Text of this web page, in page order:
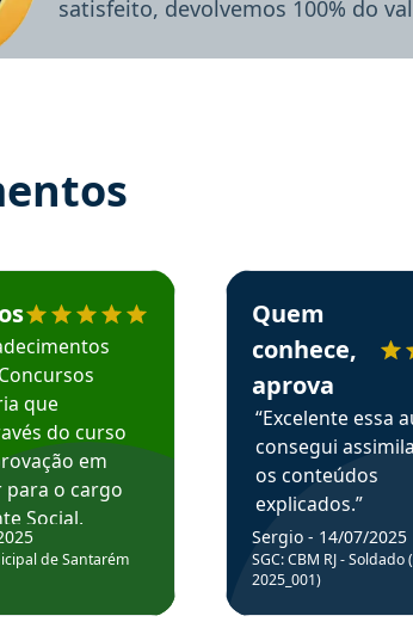
satisfeito, devolvemos 100% do
o Aprova Concursos em depoimento
que
do curso
em
para o cargo
Social.
na
Santarém.
de Santarém
Estudante Sergio
Quem
conhece,
aprova
“Excelente essa
consegui
os conteúdos
explicados.”
Sergio - 14/07/2025
SGC: CBM RJ - Soldado
2025_001)